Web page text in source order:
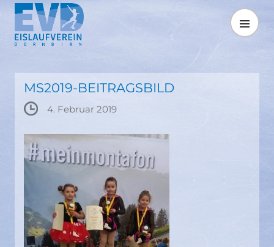
Springe
zum
Inhalt
MENÜ
MS2019-BEITRAGSBILD
4. Februar 2019